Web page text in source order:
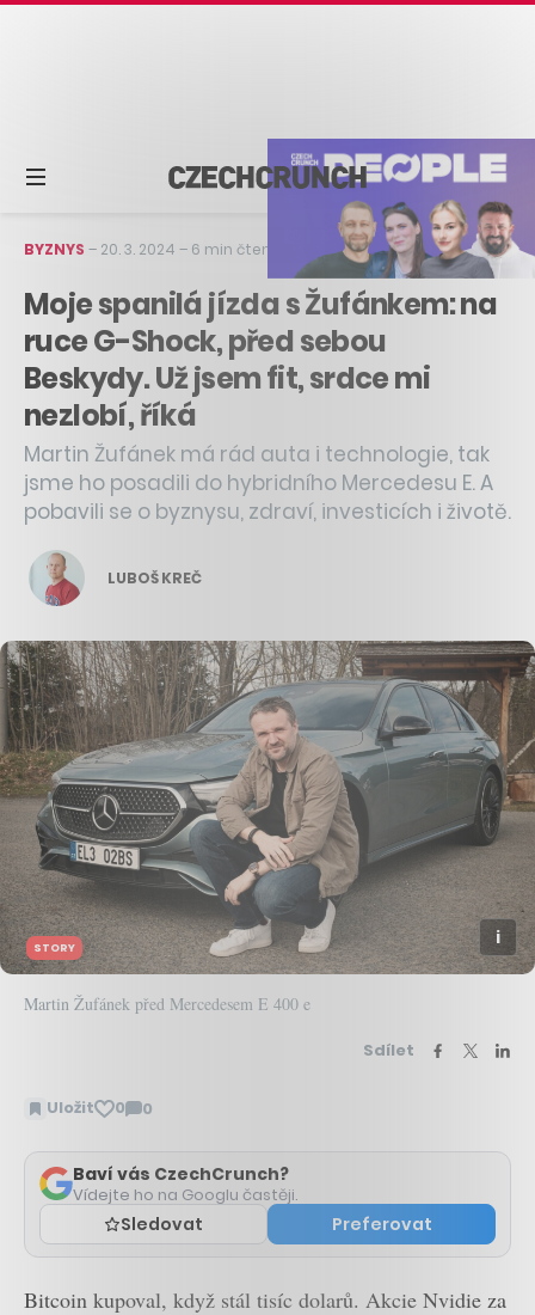
BYZNYS – 20. 3. 2024 – 6 min čtení
Moje spanilá jízda s Žufánkem: na
ruce G-Shock, před sebou
Beskydy. Už jsem fit, srdce mi
nezlobí, říká
Martin Žufánek má rád auta i technologie, tak
jsme ho posadili do hybridního Mercedesu E. A
pobavili se o byznysu, zdraví, investicích i životě.
LUBOŠ KREČ
STORY
Martin Žufánek před Mercedesem E 400 e
Sdílet
Uložit 0 0
Zobrazit
Baví vás CzechCrunch?
Vídejte ho na Googlu častěji.
Sledovat Preferovat
Bitcoin kupoval, když stál tisíc dolarů. Akcie Nvidie za